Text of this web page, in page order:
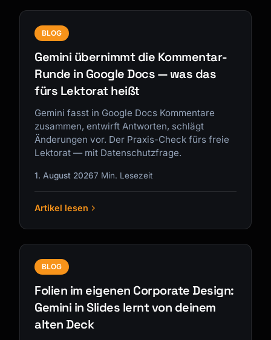
BLOG
Gemini übernimmt die Kommentar-
Runde in Google Docs — was das
fürs Lektorat heißt
Gemini fasst in Google Docs Kommentare
zusammen, entwirft Antworten, schlägt
Änderungen vor. Der Praxis-Check fürs freie
Lektorat — mit Datenschutzfrage.
1. August 20267 Min. Lesezeit
Artikel lesen
BLOG
Folien im eigenen Corporate Design:
Gemini in Slides lernt von deinem
alten Deck